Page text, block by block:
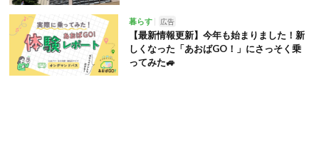
暮らす 広告
【最新情報更新】今年も始まりました！新
しくなった「あおばGO！」にさっそく乗
ってみた🚙